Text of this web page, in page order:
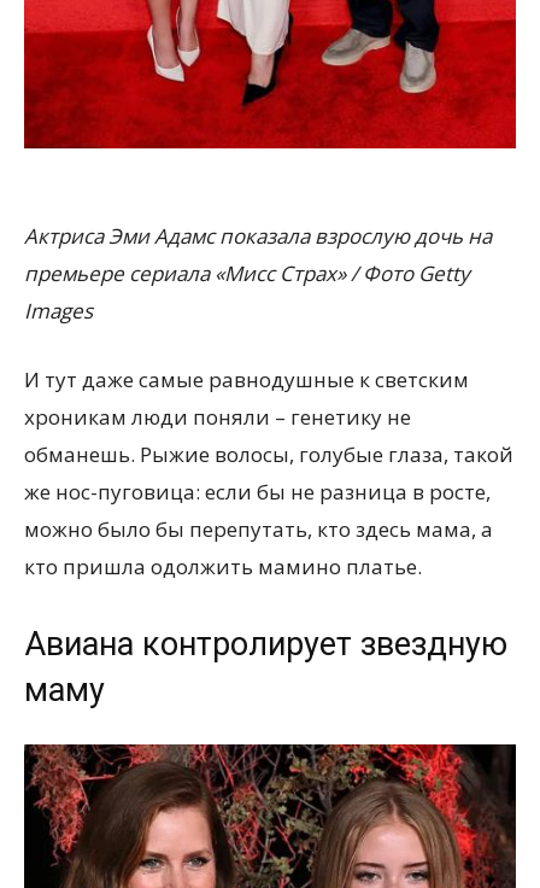
Актриса Эми Адамс показала взрослую дочь на
премьере сериала «Мисс Страх» / Фото Getty
Images
И тут даже самые равнодушные к светским
хроникам люди поняли – генетику не
обманешь. Рыжие волосы, голубые глаза, такой
же нос-пуговица: если бы не разница в росте,
можно было бы перепутать, кто здесь мама, а
кто пришла одолжить мамино платье.
Авиана контролирует звездную
маму